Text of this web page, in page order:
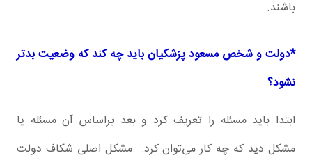
باشند.
*‌دولت و شخص مسعود پزشکیان باید چه کند که وضعیت بدتر
نشود؟
ابتدا باید مسئله را تعریف کرد و بعد براساس آن مسئله یا
مشکل دید که چه کار می‌توان کرد. مشکل اصلی شکاف دولت